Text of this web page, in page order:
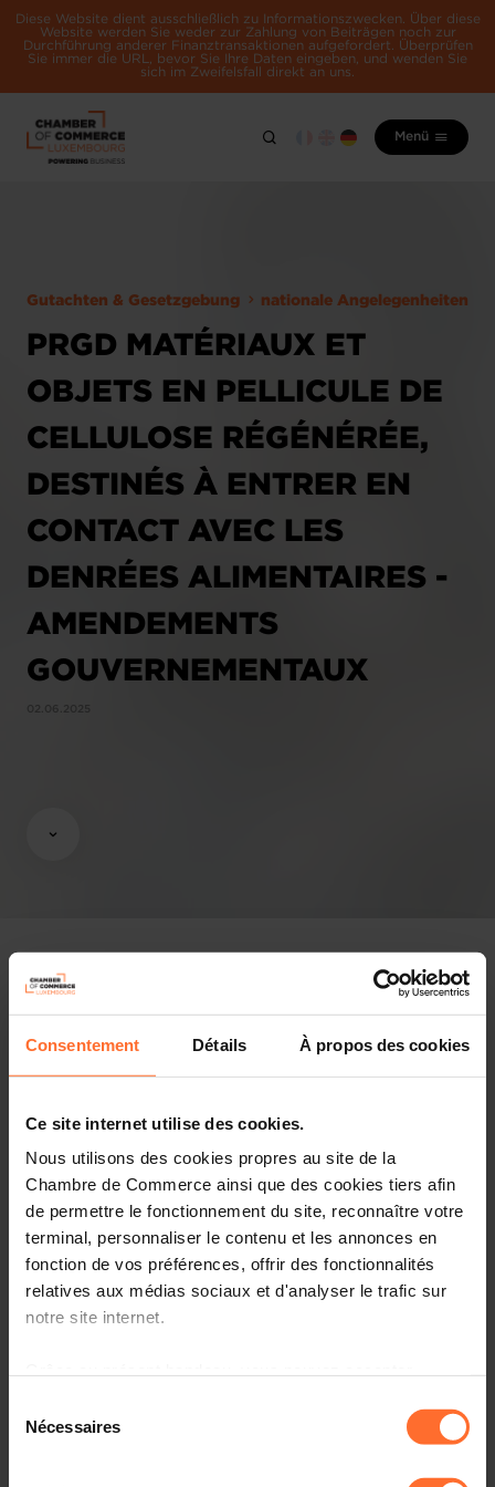
Consentement Détails À propos des cookies
Ce site internet utilise des cookies.
Nous utilisons des cookies propres au site de la
Chambre de Commerce ainsi que des cookies tiers afin
de permettre le fonctionnement du site, reconnaître votre
terminal, personnaliser le contenu et les annonces en
fonction de vos préférences, offrir des fonctionnalités
relatives aux médias sociaux et d'analyser le trafic sur
notre site internet.
à l’exception des cookies strictement nécessaires au
fonctionnement du site. Une description des différents
cookies est accessible sous l’onglet « Détails » ci-
Nécessaires
Diese Website dient ausschließlich zu Informationszwecken. Über diese
Website werden Sie weder zur Zahlung von Beiträgen noch zur
Durchführung anderer Finanztransaktionen aufgefordert. Überprüfen
Sie immer die URL, bevor Sie Ihre Daten eingeben, und wenden Sie
sich im Zweifelsfall direkt an uns.
Menü
Gutachten & Gesetzgebung nationale Angelegenheiten
PRGD MATÉRIAUX ET
OBJETS EN PELLICULE DE
CELLULOSE RÉGÉNÉRÉE,
DESTINÉS À ENTRER EN
CONTACT AVEC LES
DENRÉES ALIMENTAIRES -
AMENDEMENTS
GOUVERNEMENTAUX
Nützliche Informationen
4 Projekttexte
Diesen Artikel teilen
Projet de règlement grand-ducal relatif aux matériaux et
objets en pellicule de cellulose régénérée, destinés à
entrer en contact avec les denrées alimentaires -
Amendements gouvernementaux. (6313bisSMI)